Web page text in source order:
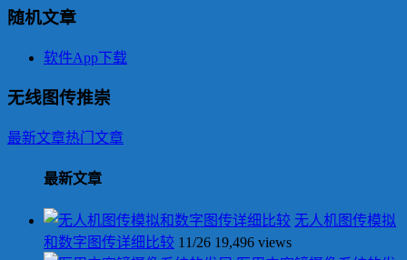
随机文章
软件App下载
无线图传推崇
最新文章热门文章
最新文章
无人机图传模拟
和数字图传详细比较 11/26 19,496 views